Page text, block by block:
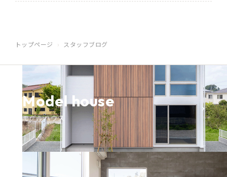
トップページ スタッフブログ
Model house
モデルハウス
›